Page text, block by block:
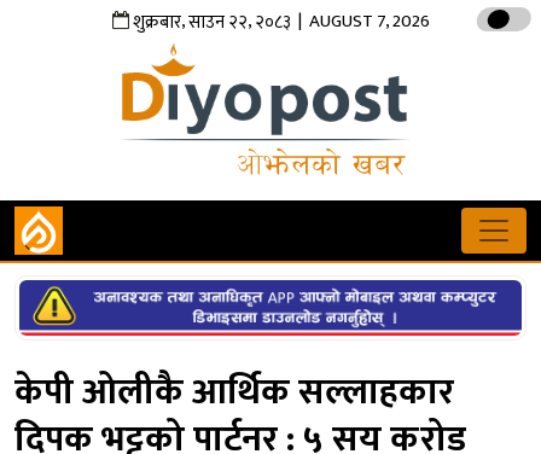
शुक्रबार,साउन२२,२०८३ | AUGUST 7, 2026
केपी ओलीकै आर्थिक सल्लाहकार
दिपक भट्टको पार्टनर : ५ सय करोड